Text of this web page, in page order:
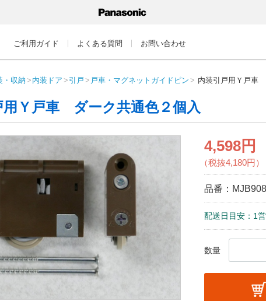
ご利用ガイド よくある質問 お問い合わせ
・収納 内装ドア 引戸 戸車・マグネットガイドピン 内装引戸用Ｙ戸車
用Ｙ戸車 ダーク共通色２個入
4,598円
（税抜4,180円）
品番：
配送日目安：1
数量